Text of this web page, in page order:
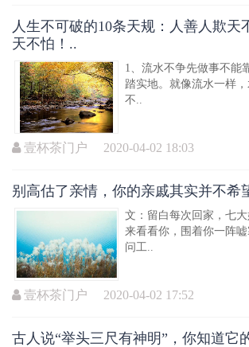
人生不可破的10条天规：人善人欺天
天不怕！..
1、流水不争先做事不能
踏实地。就像流水一样
不..
壹杯茶门户 2020-04-02 18:03
别高估了亲情，你的亲戚其实并不希
文：留白每次回家，七
来看看你，围着你一阵
问工..
壹杯茶门户 2020-04-02 17:52
古人说“举头三尺有神明”，你知道它